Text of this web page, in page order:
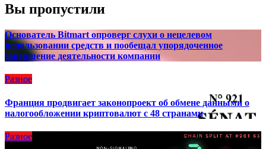
Вы пропустили
Основатель Bitmart опроверг слухи о нецелевом
использовании средств и пообещал упорядоченное
завершение деятельности компании
Разное
Франция продвигает законопроект об обмене данными о
налогообложении криптовалют с 48 странами
Разное